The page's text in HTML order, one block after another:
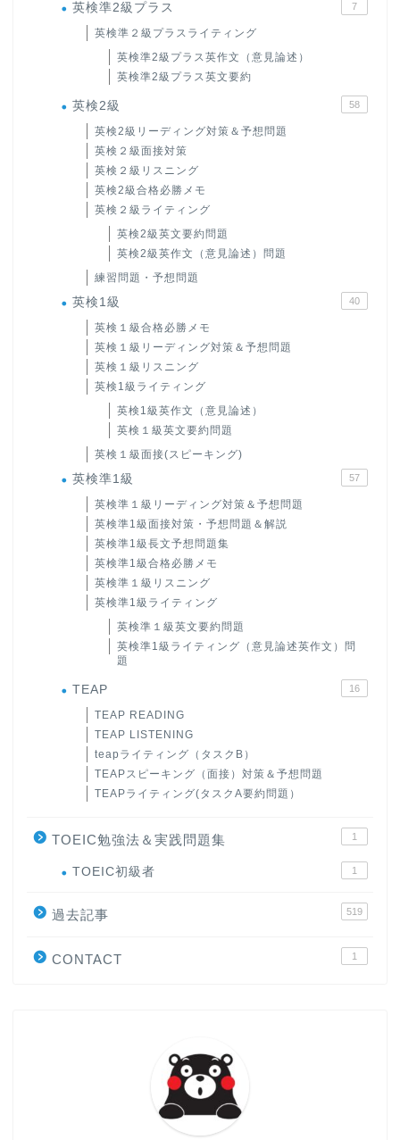
英検準2級プラス 7
英検準２級プラスライティング
英検準2級プラス英作文（意見論述）
英検準2級プラス英文要約
英検2級 58
英検2級リーディング対策＆予想問題
英検２級面接対策
英検２級リスニング
英検2級合格必勝メモ
英検２級ライティング
英検2級英文要約問題
英検2級英作文（意見論述）問題
練習問題・予想問題
英検1級 40
英検１級合格必勝メモ
英検１級リーディング対策＆予想問題
英検１級リスニング
英検1級ライティング
英検1級英作文（意見論述）
英検１級英文要約問題
英検１級面接(スピーキング)
英検準1級 57
英検準１級リーディング対策＆予想問題
英検準1級面接対策・予想問題＆解説
英検準1級長文予想問題集
英検準1級合格必勝メモ
英検準１級リスニング
英検準1級ライティング
英検準１級英文要約問題
英検準1級ライティング（意見論述英作文）問
題
TEAP 16
TEAP READING
TEAP LISTENING
teapライティング（タスクB）
TEAPスピーキング（面接）対策＆予想問題
TEAPライティング(タスクA要約問題）
TOEIC勉強法＆実践問題集 1
TOEIC初級者 1
過去記事 519
CONTACT 1
大学入試英語対策講座
英語名言・格言・カッコい
い英語＆素敵な英文フレー